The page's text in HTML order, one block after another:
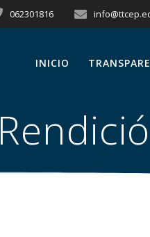
062301816
INICIO